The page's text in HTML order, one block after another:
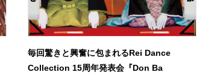
毎回驚きと興奮に包まれるRei Dance
Collection 15周年発表会『Don Ba